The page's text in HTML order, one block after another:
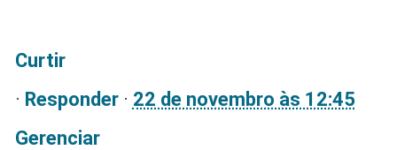
Curtir
· Responder· 22 de novembro às 12:45
Gerenciar